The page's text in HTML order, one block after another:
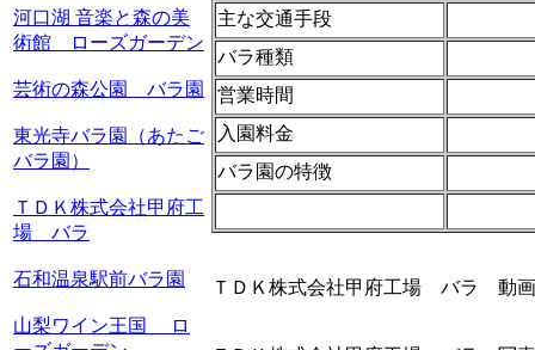
河口湖 音楽と森の美
術館 ローズガーデン
芸術の森公園 バラ園
東光寺バラ園（あたご
バラ園）
ＴＤＫ株式会社甲府工
場 バラ
石和温泉駅前バラ園
山梨ワイン王国 ロ
主な交通手段
バラ種類
営業時間
入園料金
バラ園の特徴
ＴＤＫ株式会社甲府工場 バラ 動画